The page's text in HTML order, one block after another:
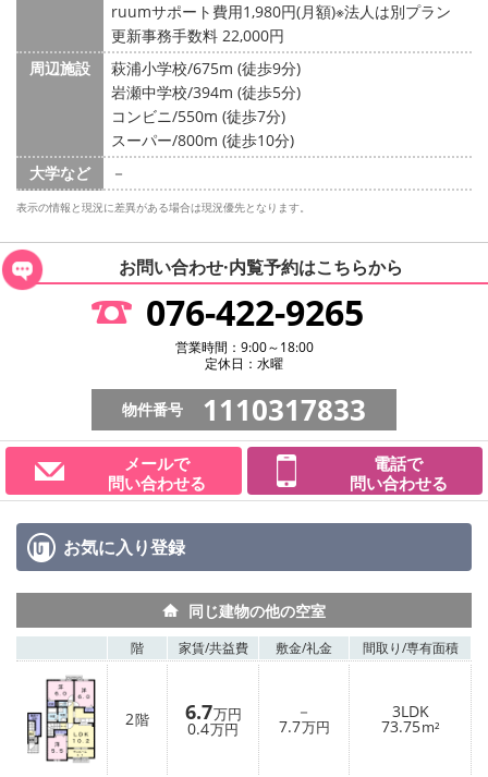
ruumサポート費用1,980円(月額)※法人は別プラン
更新事務手数料 22,000円
周辺施設
萩浦小学校/675m (徒歩9分)
岩瀬中学校/394m (徒歩5分)
コンビニ/550m (徒歩7分)
スーパー/800m (徒歩10分)
大学など
－
表示の情報と現況に差異がある場合は現況優先となります。
お問い合わせ·内覧予約はこちらから
076-422-9265
営業時間：9:00～18:00
定休日：水曜
物件番号 1110317833
メールで
問い合わせる
電話で
問い合わせる
お気に入り登録
同じ建物の他の空室
階 家賃/共益費 敷金/礼金 間取り/専有面積
2階 6.7万円
0.4万円
－
7.7万円
3LDK
73.75m²